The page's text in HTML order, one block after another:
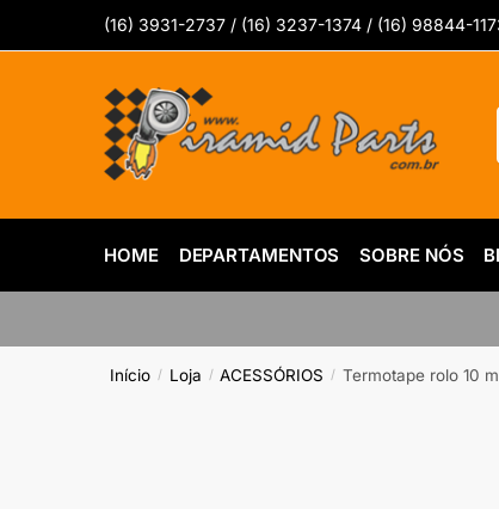
(16) 3931-2737 / (16) 3237-1374 / (16) 98844-
HOME DEPARTAMENTOS SOBRE NÓS
Início / Loja / ACESSÓRIOS / Termotape rolo 10